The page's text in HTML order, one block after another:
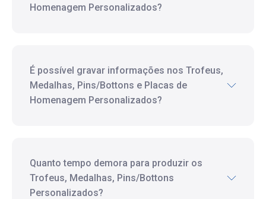
Homenagem Personalizados?
É possível gravar informações nos Trofeus,
Medalhas, Pins/Bottons e Placas de
Homenagem Personalizados?
Quanto tempo demora para produzir os
Trofeus, Medalhas, Pins/Bottons
Personalizados?